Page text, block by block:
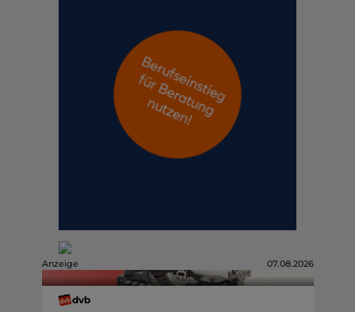
Anzeige 07.08.2026
dvb